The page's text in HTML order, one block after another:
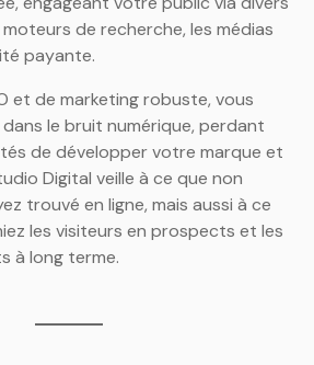
de recherche, les médias
payante.
et de marketing robuste, vous
le bruit numérique, perdant
de développer votre marque et
Digital veille à ce que non
trouvé en ligne, mais aussi à ce
les visiteurs en prospects et les
à long terme.